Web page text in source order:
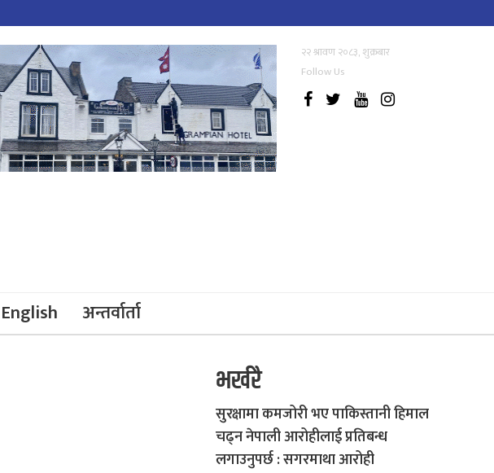
२२ श्रावण २०८३, शुक्रबार
Follow Us
English अन्तर्वार्ता
भर्खरै
सुरक्षामा कमजोरी भए पाकिस्तानी हिमाल
चढ्न नेपाली आरोहीलाई प्रतिबन्ध
लगाउनुपर्छ : सगरमाथा आरोही